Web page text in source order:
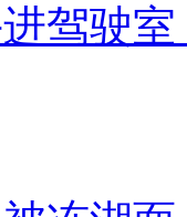
驾驶